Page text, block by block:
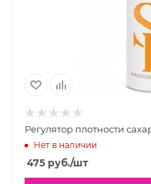
Регулятор плотности
Нет в наличии
475 руб./шт